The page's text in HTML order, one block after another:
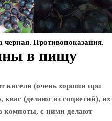
черная. Противопоказания.
в пищу
кисели (очень хороши при
квас (делают из соцветий), их
компоты, с ними делают